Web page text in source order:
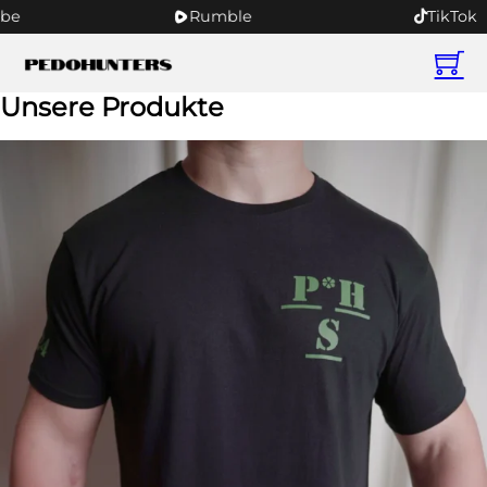
Rumble TikTok
Unsere Produkte